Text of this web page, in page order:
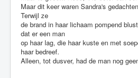
Maar dit keer waren Sandra's
Terwijl ze
de brand in haar lichaam pompend
dat er een man
op haar lag, die haar kuste en met
haar bedreef.
Alleen, tot dusver, had de man nog